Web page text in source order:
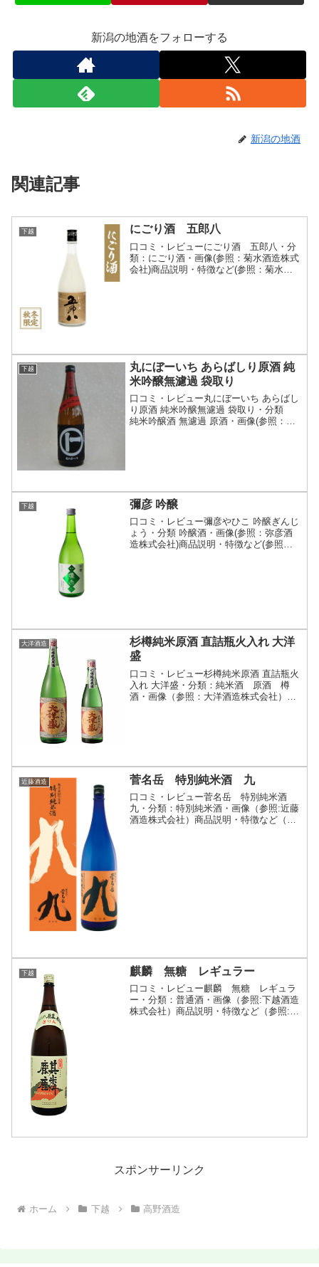
新潟の地酒をフォローする
新潟の地酒
関連記事
下越 にごり酒 五郎八
口コミ・レビューにごり酒 五郎八・分
類：にごり酒・画像(参照：菊水酒造株式
会社)商品説明・特徴など(参照：菊水酒
下越
丸にぼーいち あらばしり原酒 純
米吟醸無濾過 袋取り
口コミ・レビュー丸にぼーいち あらばし
り原酒 純米吟醸無濾過 袋取り・分類
純米吟醸酒 無濾過 原酒・画像(参照：た
下越 彌彦 吟醸
口コミ・レビュー彌彦やひこ 吟醸ぎんじ
ょう・分類 吟醸酒・画像(参照：弥彦酒
造株式会社)商品説明・特徴など(参照：
大洋酒造
杉樽純米原酒 直詰瓶火入れ 大洋
盛
口コミ・レビュー杉樽純米原酒 直詰瓶火
入れ 大洋盛・分類：純米酒 原酒 樽
酒・画像（参照：大洋酒造株式会社）商
近藤酒造 菅名岳 特別純米酒 九
口コミ・レビュー菅名岳 特別純米酒
九・分類：特別純米酒・画像（参照:近藤
酒造株式会社）商品説明・特徴など（参
下越 麒麟 無糖 レギュラー
口コミ・レビュー麒麟 無糖 レギュラ
ー・分類：普通酒・画像（参照:下越酒造
株式会社）商品説明・特徴など（参照:新
スポンサーリンク
ホーム 下越 高野酒造